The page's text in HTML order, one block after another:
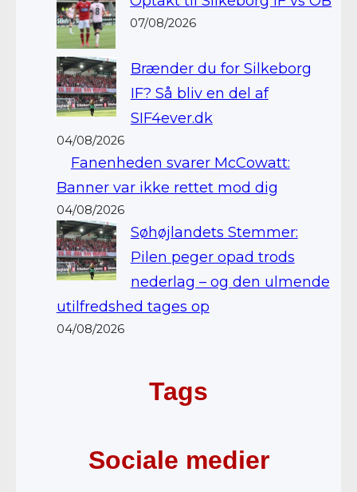
07/08/2026
Brænder du for Silkeborg
IF? Så bliv en del af
SIF4ever.dk
04/08/2026
Fanenheden svarer McCowatt:
Banner var ikke rettet mod dig
04/08/2026
Søhøjlandets Stemmer:
Pilen peger opad trods
nederlag – og den ulmende
utilfredshed tages op
04/08/2026
Tags
Sociale medier